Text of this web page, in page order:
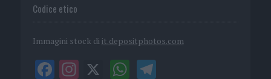
Codice etico
Immagini stock di it.depositphotos.com